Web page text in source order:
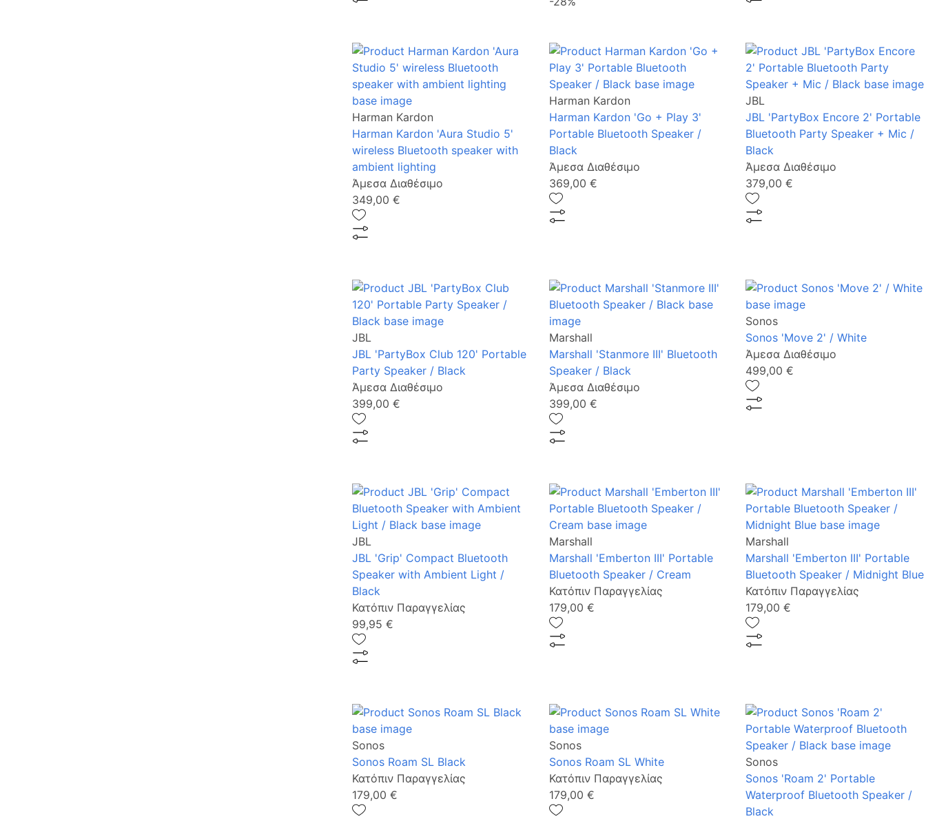
Harman Kardon
Harman Kardon 'Aura Studio 5'
wireless Bluetooth speaker with
ambient lighting
Άμεσα Διαθέσιμο
349,00 €
Harman Kardon
Harman Kardon 'Go + Play 3'
Portable Bluetooth Speaker /
Black
Άμεσα Διαθέσιμο
369,00 €
JBL
JBL 'PartyBox Encore 2' Portable
Bluetooth Party Speaker + Mic /
Black
Άμεσα Διαθέσιμο
379,00 €
JBL
JBL 'PartyBox Club 120' Portable
Party Speaker / Black
Άμεσα Διαθέσιμο
399,00 €
Marshall
Marshall 'Stanmore III' Bluetooth
Speaker / Black
Άμεσα Διαθέσιμο
399,00 €
Sonos
Sonos 'Move 2' / White
Άμεσα Διαθέσιμο
499,00 €
JBL
JBL 'Grip' Compact Bluetooth
Speaker with Ambient Light /
Black
Κατόπιν Παραγγελίας
99,95 €
Marshall
Marshall 'Emberton III' Portable
Bluetooth Speaker / Cream
Κατόπιν Παραγγελίας
179,00 €
Marshall
Marshall 'Emberton III' Portable
Bluetooth Speaker / Midnight Blue
Κατόπιν Παραγγελίας
179,00 €
Sonos
Sonos Roam SL Black
Κατόπιν Παραγγελίας
179,00 €
Sonos
Sonos Roam SL White
Κατόπιν Παραγγελίας
179,00 €
Sonos
Sonos 'Roam 2' Portable
Waterproof Bluetooth Speaker /
Black